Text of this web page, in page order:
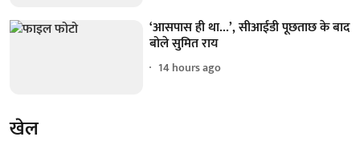
‘आसपास ही था...’, सीआईडी पूछताछ के बाद
बोले सुमित राय
14 hours ago
खेल